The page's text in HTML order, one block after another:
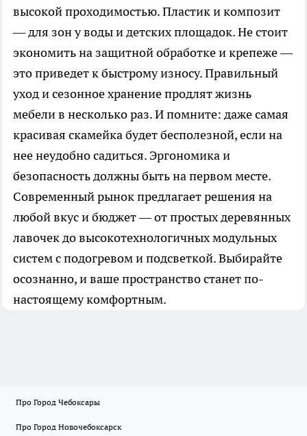
высокой проходимостью. Пластик и композит
— для зон у воды и детских площадок. Не стоит
экономить на защитной обработке и крепеже —
это приведет к быстрому износу. Правильный
уход и сезонное хранение продлят жизнь
мебели в несколько раз. И помните: даже самая
красивая скамейка будет бесполезной, если на
нее неудобно садиться. Эргономика и
безопасность должны быть на первом месте.
Современный рынок предлагает решения на
любой вкус и бюджет — от простых деревянных
лавочек до высокотехнологичных модульных
систем с подогревом и подсветкой. Выбирайте
осознанно, и ваше пространство станет по-
настоящему комфортным.
Про Город Чебоксары
Про Город Новочебоксарск